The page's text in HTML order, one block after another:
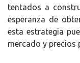
tentados a
esperanza de
esta estrategia
mercado y precios